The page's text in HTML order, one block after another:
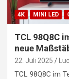
4K MINI LED
TCL 98Q8C
neue
22. Juli 2025
TCL 98Q8C im